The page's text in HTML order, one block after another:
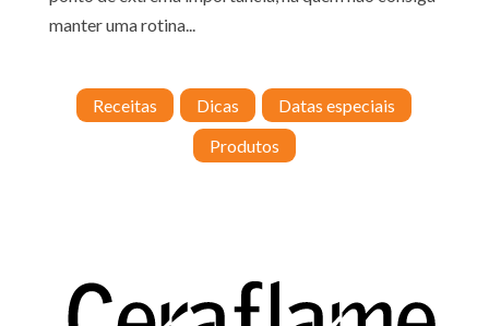
manter uma rotina...
Receitas Dicas
Datas especiais
Produtos